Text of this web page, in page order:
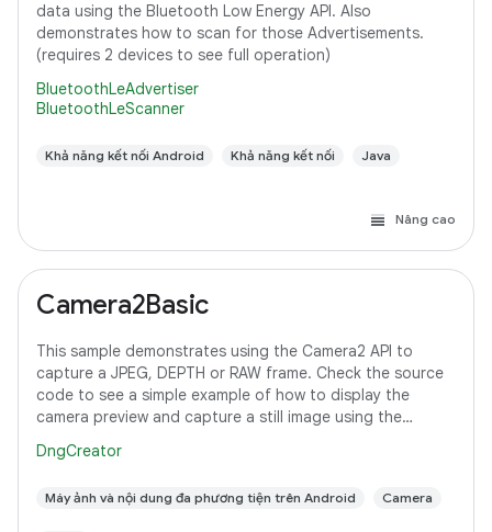
data using the Bluetooth Low Energy API. Also
demonstrates how to scan for those Advertisements.
(requires 2 devices to see full operation)
BluetoothLeAdvertiser
BluetoothLeScanner
Khả năng kết nối Android Khả năng kết nối Java
Nâng cao
Camera2Basic
This sample demonstrates using the Camera2 API to
capture a JPEG, DEPTH or RAW frame. Check the source
code to see a simple example of how to display the
camera preview and capture a still image using the
DngCreator
Máy ảnh và nội dung đa phương tiện trên Android Camera